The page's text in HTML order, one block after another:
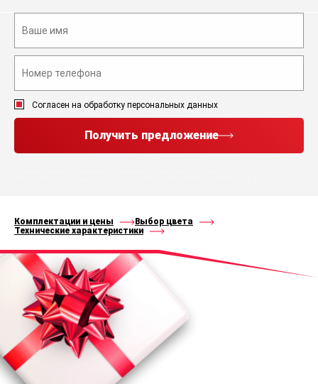
Согласен на обработку персональных данных
Получить предложение
Комплектации и цены
Выбор цвета
Технические характеристики